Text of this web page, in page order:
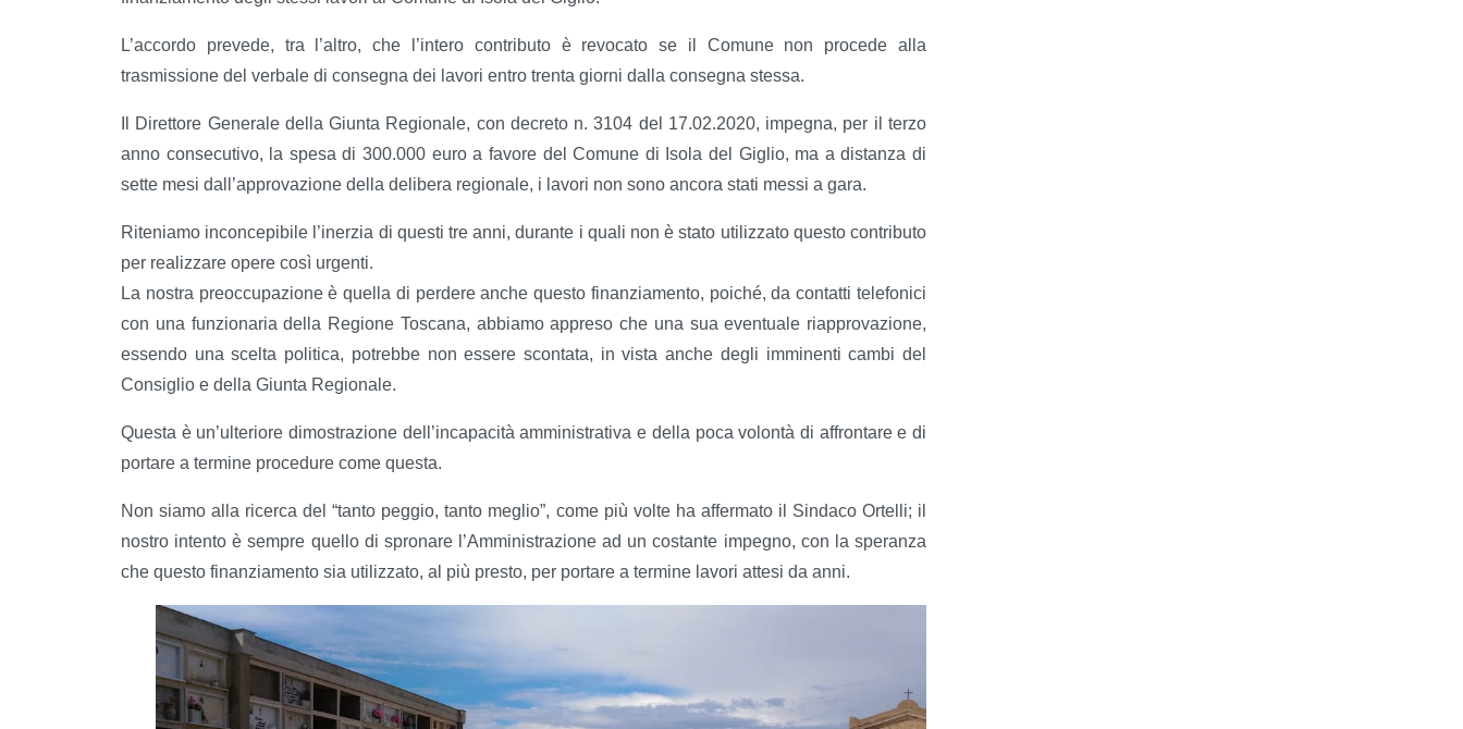
L’accordo prevede, tra l’altro, che l’intero contributo è revocato se il Comune non procede alla
trasmissione del verbale di consegna dei lavori entro trenta giorni dalla consegna stessa.
Il Direttore Generale della Giunta Regionale, con decreto n. 3104 del 17.02.2020, impegna, per il terzo
anno consecutivo, la spesa di 300.000 euro a favore del Comune di Isola del Giglio, ma a distanza di
sette mesi dall’approvazione della delibera regionale, i lavori non sono ancora stati messi a gara.
Riteniamo inconcepibile l’inerzia di questi tre anni, durante i quali non è stato utilizzato questo contributo
per realizzare opere così urgenti.
La nostra preoccupazione è quella di perdere anche questo finanziamento, poiché, da contatti telefonici
con una funzionaria della Regione Toscana, abbiamo appreso che una sua eventuale riapprovazione,
essendo una scelta politica, potrebbe non essere scontata, in vista anche degli imminenti cambi del
Consiglio e della Giunta Regionale.
Questa è un’ulteriore dimostrazione dell’incapacità amministrativa e della poca volontà di affrontare e di
portare a termine procedure come questa.
Non siamo alla ricerca del “tanto peggio, tanto meglio”, come più volte ha affermato il Sindaco Ortelli; il
nostro intento è sempre quello di spronare l’Amministrazione ad un costante impegno, con la speranza
che questo finanziamento sia utilizzato, al più presto, per portare a termine lavori attesi da anni.